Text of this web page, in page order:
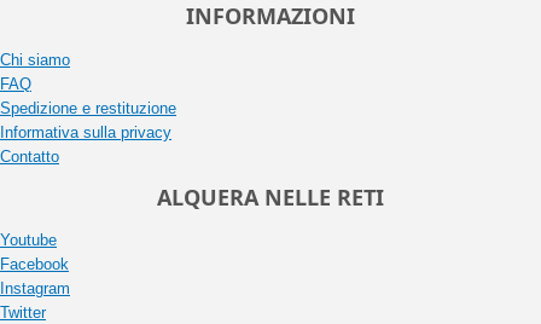
INFORMAZIONI
Chi siamo
FAQ
Spedizione e restituzione
Informativa sulla privacy
Contatto
ALQUERA NELLE RETI
Youtube
Facebook
Instagram
Twitter